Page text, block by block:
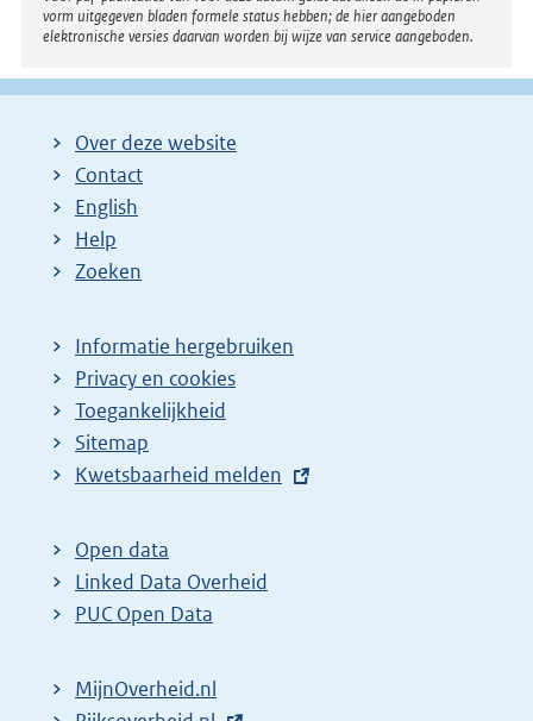
vorm uitgegeven bladen formele status hebben; de hier aangeboden
elektronische versies daarvan worden bij wijze van service aangeboden.
Over deze website
Contact
English
Help
Zoeken
Informatie hergebruiken
Privacy en cookies
Toegankelijkheid
Sitemap
E
t
e
r
l
Kwetsbaarheid melden
Open data
Linked Data Overheid
PUC Open Data
MijnOverheid.nl